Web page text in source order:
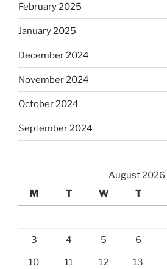
February 2025
January 2025
December 2024
November 2024
October 2024
September 2024
August 2026
M
T W T
3 4 5 6
10 11 12 13